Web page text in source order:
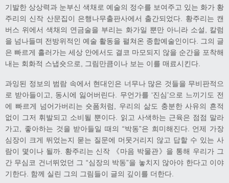
기발한 상상력과 눈부신 색채로 예술의 정수를 보여주고 있는 화가 황
주리의 신작 산문집이 은행나무출판사에서 출간되었다. 황주리는 캔
버스 위에서 색채의 연금술을 부리는 화가일 뿐만 아니라 소설, 칼럼
을 넘나들며 전방위적인 예술 활동을 펼쳐온 종합예술인이다. 그의 글
은 빠르게 흘러가는 세상 안에서도 결코 마모되지 않을 순간을 포착해
내는 회화적 스냅숏으로, 그림만큼이나 보는 이를 매료시킨다.
과잉된 정보의 범람 속에서 현대인은 너무나 많은 것들을 무비판적으
로 받아들이고, 동시에 잃어버린다. 무언가를 ‘진심’으로 느끼기도 전
에 빠르게 넘어가버리는 숏폼처럼, 우리의 삶도 충분한 사유의 흔적
없이 그저 휘발되고 소비될 뿐이다. 읽고 사색하는 근육은 점점 말라
가고, 좋아하는 것을 받아들일 때의 “박동”은 희미해진다. 언제 가장
심장이 크게 뛰었는지 묻는 질문에 머뭇거리지 않고 답할 수 있는 사
람이 몇이나 될까. 황주리는 신작 《마음 박물관》을 통해 우리가 그
간 무심코 건너뛰었던 그 “심장의 박동”을 놓치지 않아야 한다고 이야
기한다. 함께 실린 그의 그림들이 글의 깊이를 더한다.